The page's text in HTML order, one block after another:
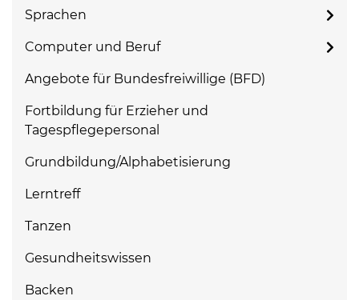
Sprachen
Computer und Beruf
Angebote für Bundesfreiwillige (BFD)
Fortbildung für Erzieher und
Tagespflegepersonal
Grundbildung/Alphabetisierung
Lerntreff
Tanzen
Gesundheitswissen
Backen